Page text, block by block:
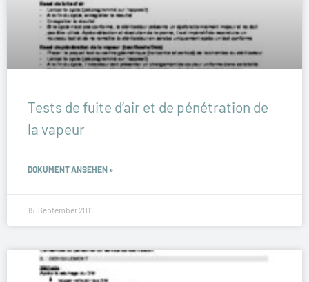
Tests de fuite d’air et de pénétration de
la vapeur
DOKUMENT ANSEHEN »
15. September 2011